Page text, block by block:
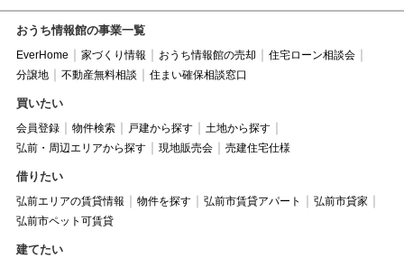
おうち情報館の事業一覧
EverHome 家づくり情報 おうち情報館の売却
住宅ローン相談会
分譲地
不動産無料相談 住まい確保相談窓口
買いたい
会員登録 物件検索 戸建から探す
土地から探す
弘前・周辺エリアから探す
現地販売会 売建住宅仕様
借りたい
弘前エリアの賃貸情報 物件を探す 弘前市賃貸アパート
弘前市貸家
弘前市ペット可賃貸
建てたい